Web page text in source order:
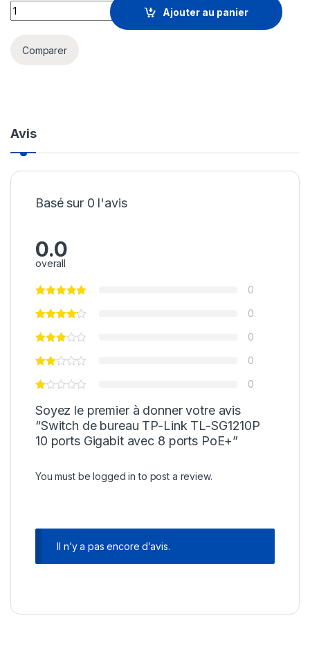
Switch de bureau TP-Link TL-SG1210P 10 ports Gigabit avec
Ajouter au panier
Comparer
Avis
Basé sur 0 l'avis
0.0
overall
0
0
0
0
0
Soyez le premier à donner votre avis
“Switch de bureau TP-Link TL-SG1210P
10 ports Gigabit avec 8 ports PoE+”
You must belogged in to post a review.
Il n’y a pas encore d’avis.